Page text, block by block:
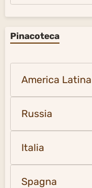
Pinacoteca
America Latina
Russia
Italia
Spagna